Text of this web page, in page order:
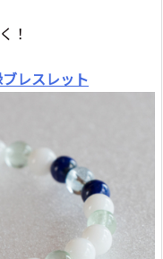
！
レスレット